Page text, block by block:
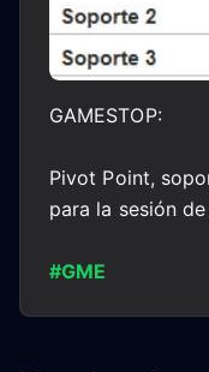
GAMESTOP:
Pivot Point,
para la sesión
#GME